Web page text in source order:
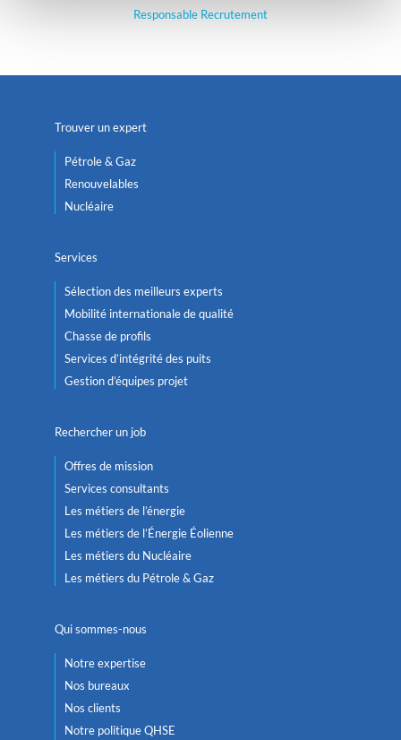
Responsable Recrutement
Trouver un expert
Pétrole & Gaz
Renouvelables
Nucléaire
Services
Sélection des meilleurs experts
Mobilité internationale de qualité
Chasse de profils
Services d’intégrité des puits
Gestion d’équipes projet
Rechercher un job
Offres de mission
Services consultants
Les métiers de l’énergie
Les métiers de l’Énergie Éolienne
Les métiers du Nucléaire
Les métiers du Pétrole & Gaz
Qui sommes-nous
Notre expertise
Nos bureaux
Nos clients
Notre politique QHSE